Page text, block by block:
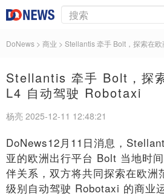
DoNews > 商业 > Stellantis 牵手 Bolt，探索在
Stellantis 牵手 Bolt，探
L4 自动驾驶 Robotaxi
杨亮 2025-12-11 12:48:21
DoNews12月11日消息，
亚的欧洲出行平台 Bolt 当地时
伴关系，双方将共同探索在欧洲
级别自动驾驶 Robotaxi 的商业运